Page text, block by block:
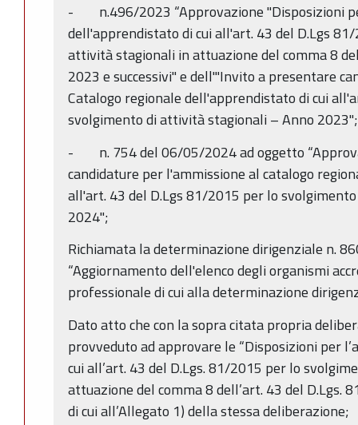
- n.496/2023 “Approvazione "Disposizioni
dell'apprendistato di cui all'art. 43 del D.Lgs
attività stagionali in attuazione del comma 8
2023 e successivi" e dell'"Invito a presentare
Catalogo regionale dell'apprendistato di cui
svolgimento di attività stagionali – Anno 2023";
- n. 754 del 06/05/2024 ad oggetto
candidature per l'ammissione al catalogo
all'art. 43 del D.Lgs 81/2015 per lo
2024";
Richiamata la determinazione dirigenziale n.
“Aggiornamento dell'elenco degli organismi
professionale di cui alla determinazione
Dato atto che con la sopra citata propria
provveduto ad approvare le “Disposizioni per
cui all’art. 43 del D.Lgs. 81/2015 per lo
attuazione del comma 8 dell’art. 43 del D.Lgs.
di cui all’Allegato 1) della stessa deliberazione;